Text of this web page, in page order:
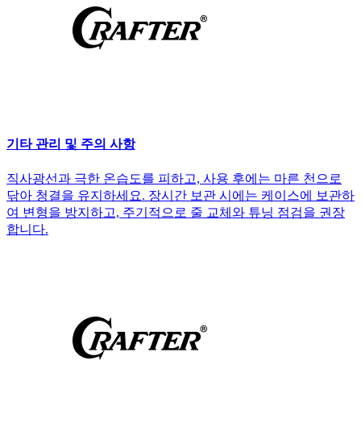
기타 관리 및 주의 사항
직사광선과 극한 온습도를 피하고, 사용 후에는 마른 천으로
닦아 청결을 유지하세요. 장시간 보관 시에는 케이스에 보관하
여 변형을 방지하고, 주기적으로 줄 교체와 튜닝 점검을 권장
합니다.